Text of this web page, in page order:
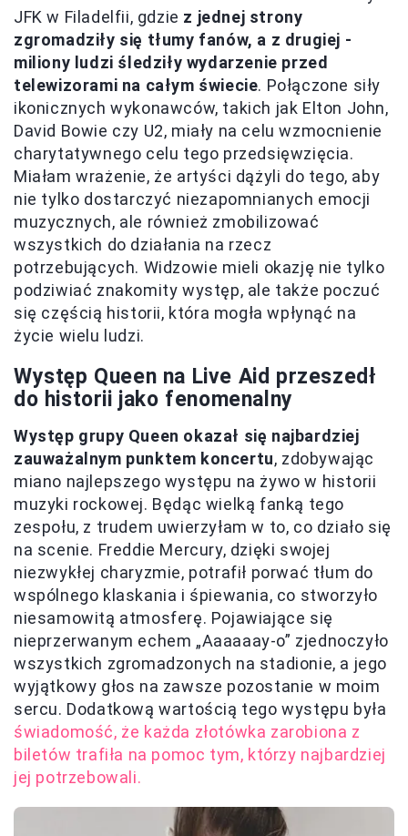
JFK w Filadelfii, gdzie z jednej strony
zgromadziły się tłumy fanów, a z drugiej -
miliony ludzi śledziły wydarzenie przed
telewizorami na całym świecie. Połączone siły
ikonicznych wykonawców, takich jak Elton John,
David Bowie czy U2, miały na celu wzmocnienie
charytatywnego celu tego przedsięwzięcia.
Miałam wrażenie, że artyści dążyli do tego, aby
nie tylko dostarczyć niezapomnianych emocji
muzycznych, ale również zmobilizować
wszystkich do działania na rzecz
potrzebujących. Widzowie mieli okazję nie tylko
podziwiać znakomity występ, ale także poczuć
się częścią historii, która mogła wpłynąć na
życie wielu ludzi.
Występ Queen na Live Aid przeszedł
do historii jako fenomenalny
Występ grupy Queen okazał się najbardziej
zauważalnym punktem koncertu, zdobywając
miano najlepszego występu na żywo w historii
muzyki rockowej. Będąc wielką fanką tego
zespołu, z trudem uwierzyłam w to, co działo się
na scenie. Freddie Mercury, dzięki swojej
niezwykłej charyzmie, potrafił porwać tłum do
wspólnego klaskania i śpiewania, co stworzyło
niesamowitą atmosferę. Pojawiające się
nieprzerwanym echem „Aaaaaay-o” zjednoczyło
wszystkich zgromadzonych na stadionie, a jego
wyjątkowy głos na zawsze pozostanie w moim
sercu. Dodatkową wartością tego występu była
świadomość, że każda złotówka zarobiona z
biletów trafiła na pomoc tym, którzy najbardziej
jej potrzebowali.